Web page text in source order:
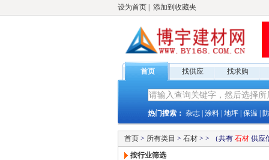
设为首页 添加到收藏夹
首页 找供应 找求购
热门搜索： 杂志 涂料 地坪 保温
首页 > 所有类目 > 石材 > > （共有 石材 供应
按行业筛选